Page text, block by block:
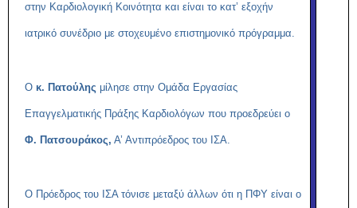
στην Καρδιολογική Κοινότητα και είναι το κατ’ εξοχήν
ιατρικό συνέδριο με στοχευμένο επιστημονικό πρόγραμμα.
Ο κ. Πατούλης μίλησε στην Ομάδα Εργασίας
Επαγγελματικής Πράξης Καρδιολόγων που προεδρεύει ο
Φ. Πατσουράκος, Α’ Αντιπρόεδρος του ΙΣΑ.
Ο Πρόεδρος του ΙΣΑ τόνισε μεταξύ άλλων ότι η ΠΦΥ είναι ο